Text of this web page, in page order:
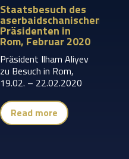
Staatsbesuch des
aserbaidschanischen
Präsidenten in
Rom, Februar 2020
Präsident Ilham Aliyev
zu Besuch in Rom,
19.02. – 22.02.2020
Read more